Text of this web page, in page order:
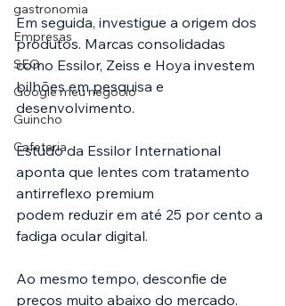
gastronomia
Empresas
SEO
Google meu negócio
Guincho
Cafeteria
Em seguida, investigue a origem dos
produtos. Marcas consolidadas
como Essilor, Zeiss e Hoya investem
bilhões em pesquisa e
desenvolvimento.
Estudo da Essilor International
aponta que lentes com tratamento
antirreflexo premium
podem reduzir em até 25 por cento a
fadiga ocular digital.
Ao mesmo tempo, desconfie de
preços muito abaixo do mercado.